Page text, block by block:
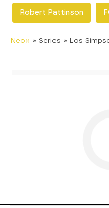
Robert Pattinson
Neox » Series » Los